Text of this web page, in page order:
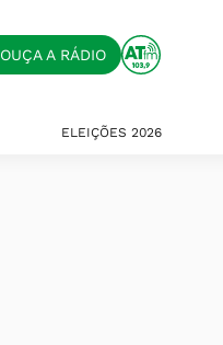
OUÇA A RÁDIO
ELEIÇÕES 2026